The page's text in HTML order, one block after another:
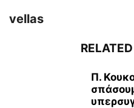
vellas
Π.